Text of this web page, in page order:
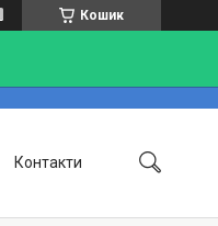
Кошик
Контакти